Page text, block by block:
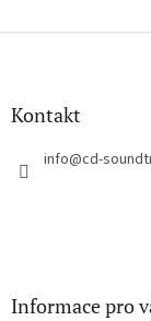
Z
Kontakt
info@cd-
Informace pro